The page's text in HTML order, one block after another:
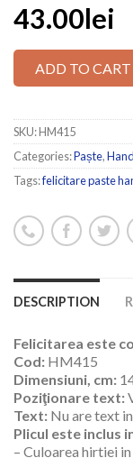
43.00lei
ADD TO CART
SKU:HM415
Categories:Paște,
Tags:felicitare paste
DESCRIPTION
Felicitarea este
Cod: HM415
Dimensiuni, cm:
Poziţionare text:
Text: Nu are text
Plicul este inclus
– Culoarea hirtiei